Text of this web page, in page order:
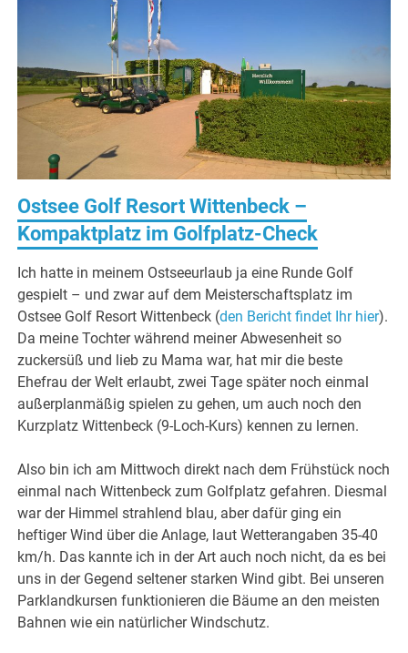
Ostsee Golf Resort Wittenbeck –
Kompaktplatz im Golfplatz-Check
Ich hatte in meinem Ostseeurlaub ja eine Runde Golf
gespielt – und zwar auf dem Meisterschaftsplatz im
Ostsee Golf Resort Wittenbeck (den Bericht findet Ihr hier).
Da meine Tochter während meiner Abwesenheit so
zuckersüß und lieb zu Mama war, hat mir die beste
Ehefrau der Welt erlaubt, zwei Tage später noch einmal
außerplanmäßig spielen zu gehen, um auch noch den
Kurzplatz Wittenbeck (9-Loch-Kurs) kennen zu lernen.
Also bin ich am Mittwoch direkt nach dem Frühstück noch
einmal nach Wittenbeck zum Golfplatz gefahren. Diesmal
war der Himmel strahlend blau, aber dafür ging ein
heftiger Wind über die Anlage, laut Wetterangaben 35-40
km/h. Das kannte ich in der Art auch noch nicht, da es bei
uns in der Gegend seltener starken Wind gibt. Bei unseren
Parklandkursen funktionieren die Bäume an den meisten
Bahnen wie ein natürlicher Windschutz.